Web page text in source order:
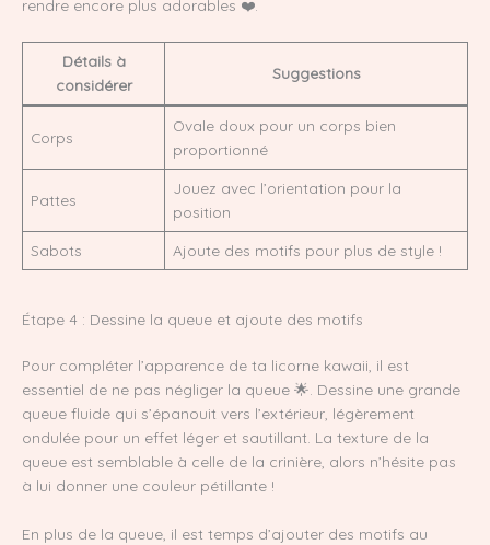
rendre encore plus adorables ❤️.
Détails à
considérer
Suggestions
Corps
Ovale doux pour un corps bien
proportionné
Pattes
Jouez avec l’orientation pour la
position
Sabots Ajoute des motifs pour plus de style !
Étape 4 : Dessine la queue et ajoute des motifs
Pour compléter l’apparence de ta licorne kawaii, il est
essentiel de ne pas négliger la queue 🌟. Dessine une grande
queue fluide qui s’épanouit vers l’extérieur, légèrement
ondulée pour un effet léger et sautillant. La texture de la
queue est semblable à celle de la crinière, alors n’hésite pas
à lui donner une couleur pétillante !
En plus de la queue, il est temps d’ajouter des motifs au